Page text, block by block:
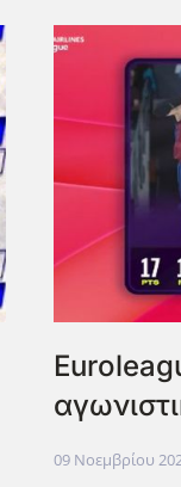
09 Νοεμβρίου